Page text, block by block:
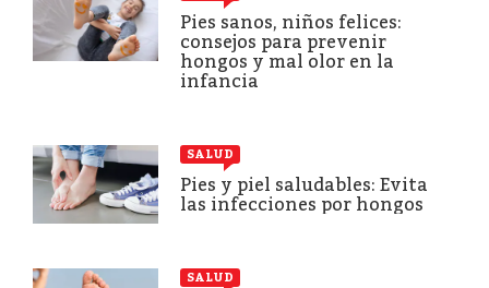
Pies sanos, niños felices:
consejos para prevenir
hongos y mal olor en la
infancia
SALUD
Pies y piel saludables: Evita
las infecciones por hongos
SALUD